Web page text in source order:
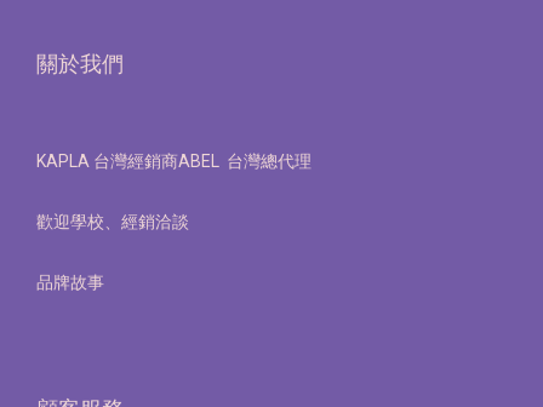
關於我們
KAPLA 台灣經銷商ABEL 台灣總代理
歡迎學校、經銷洽談
品牌故事